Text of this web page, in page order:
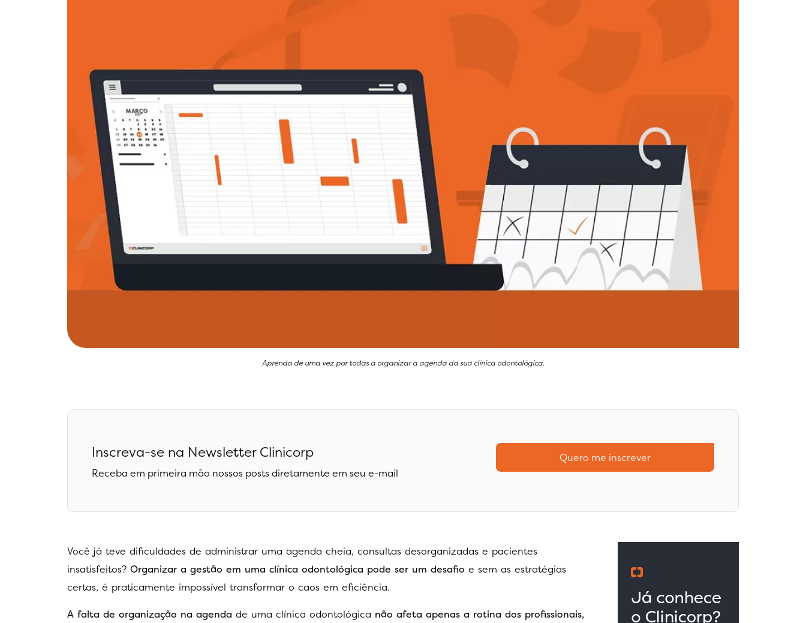
Aprenda de uma vez por todas a organizar a agenda da sua clínica odontológica.
Inscreva-se na Newsletter Clinicorp
Receba em primeira mão nossos posts diretamente em seu e-mail
Quero me inscrever
Você já teve dificuldades de administrar uma agenda cheia, consultas desorganizadas e pacientes
insatisfeitos? Organizar a gestão em uma clínica odontológica pode ser um desafio e sem as estratégias
certas, é praticamente impossível transformar o caos em eficiência.
A falta de organização na agenda de uma clínica odontológica não afeta apenas a rotina dos profissionais,